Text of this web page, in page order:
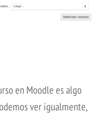
en Moodle es algo
ver igualmente,